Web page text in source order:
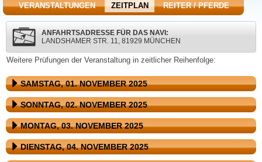
VERANSTALTUNGEN ZEITPLAN REITER / PFERDE
ANFAHRTSADRESSE FÜR DAS NAVI:
LANDSHAMER STR. 11, 81929 MÜNCHEN
Weitere Prüfungen der Veranstaltung in zeitlicher Reihenfolge:
SAMSTAG, 01. NOVEMBER 2025
SONNTAG, 02. NOVEMBER 2025
MONTAG, 03. NOVEMBER 2025
DIENSTAG, 04. NOVEMBER 2025